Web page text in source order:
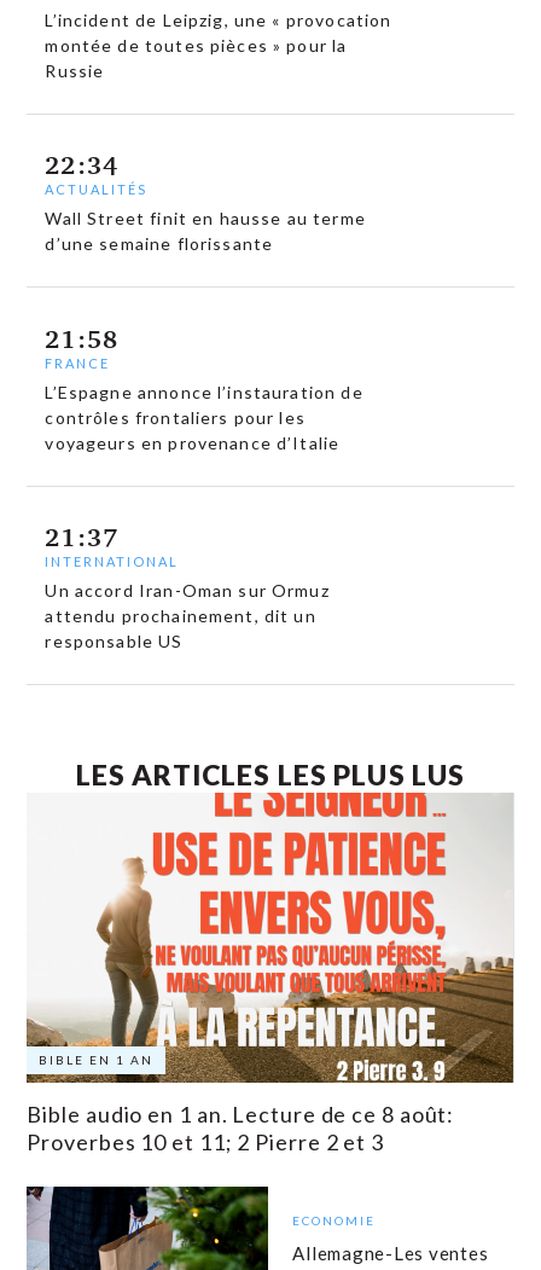
L’incident de Leipzig, une « provocation
montée de toutes pièces » pour la
Russie
22:34
ACTUALITÉS
Wall Street finit en hausse au terme
d’une semaine florissante
21:58
FRANCE
L’Espagne annonce l’instauration de
contrôles frontaliers pour les
voyageurs en provenance d’Italie
21:37
INTERNATIONAL
Un accord Iran-Oman sur Ormuz
attendu prochainement, dit un
responsable US
LES ARTICLES LES PLUS LUS
BIBLE EN 1 AN
Bible audio en 1 an. Lecture de ce 8 août:
Proverbes 10 et 11; 2 Pierre 2 et 3
ECONOMIE
Allemagne-Les ventes